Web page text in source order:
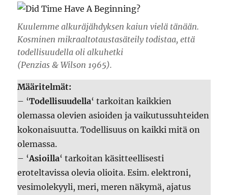
Kuulemme alkuräjähdyksen kaiun vielä tänään.
Kosminen mikraaltotaustasäteily todistaa, että
todellisuudella oli alkuhetki
(Penzias & Wilson 1965).
Määritelmät:
– ‘Todellisuudella‘ tarkoitan kaikkien
olemassa olevien asioiden ja vaikutussuhteiden
kokonaisuutta. Todellisuus on kaikki mitä on
olemassa.
– ‘Asioilla‘ tarkoitan käsitteellisesti
eroteltavissa olevia olioita. Esim. elektroni,
vesimolekyyli, meri, meren näkymä, ajatus